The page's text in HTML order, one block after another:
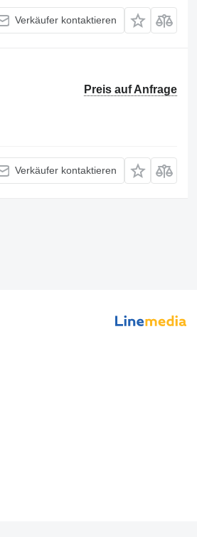
Verkäufer kontaktieren
Preis auf Anfrage
Verkäufer kontaktieren